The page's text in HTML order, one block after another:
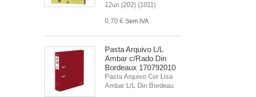
12un (202) (1011)
0,70 € Sem IVA
Pasta Arquivo L/L
Ambar c/Rado Din
Bordeaux 170792010
Pasta Arquivo Cor Lisa
Ambar L/L Din Bordeau